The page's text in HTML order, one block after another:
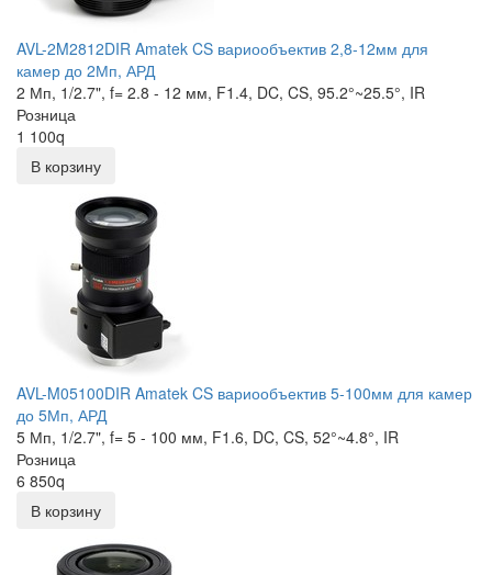
AVL-2M2812DIR Amatek CS вариообъектив 2,8-12мм для
камер до 2Мп, АРД
2 Мп, 1/2.7", f= 2.8 - 12 мм, F1.4, DC, CS, 95.2°~25.5°, IR
Розница
1 100q
В корзину
AVL-M05100DIR Amatek CS вариообъектив 5-100мм для камер
до 5Мп, АРД
5 Мп, 1/2.7", f= 5 - 100 мм, F1.6, DC, CS, 52°~4.8°, IR
Розница
6 850q
В корзину